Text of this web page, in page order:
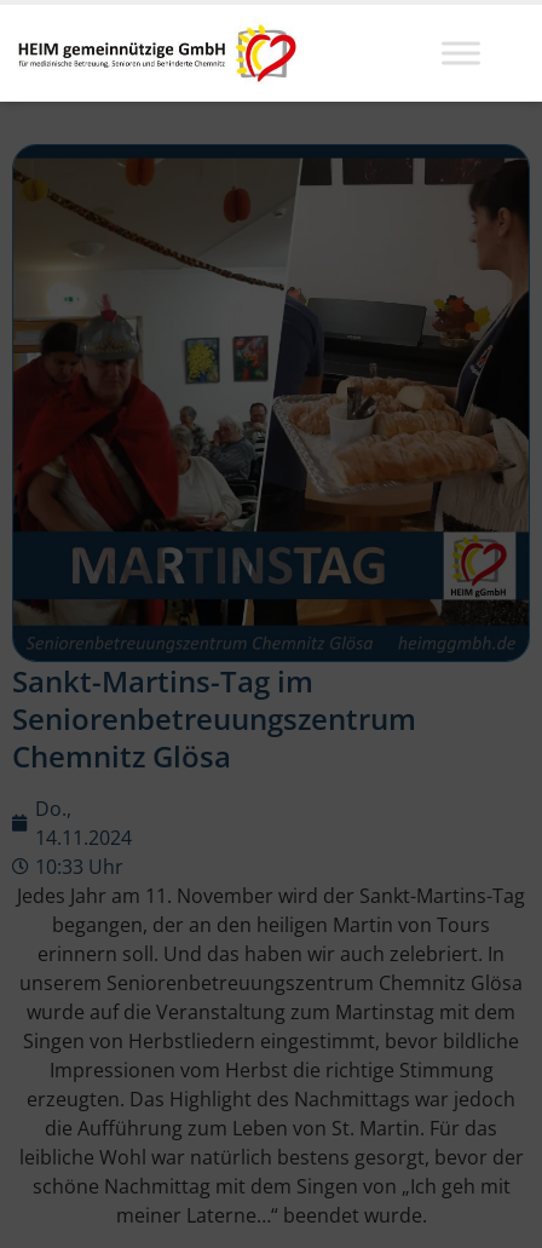
Sankt-Martins-Tag im
Seniorenbetreuungszentrum
Chemnitz Glösa
Do.,
14.11.2024
10:33 Uhr
Jedes Jahr am 11. November wird der Sankt-Martins-Tag
begangen, der an den heiligen Martin von Tours
erinnern soll. Und das haben wir auch zelebriert. In
unserem Seniorenbetreuungszentrum Chemnitz Glösa
wurde auf die Veranstaltung zum Martinstag mit dem
Singen von Herbstliedern eingestimmt, bevor bildliche
Impressionen vom Herbst die richtige Stimmung
erzeugten. Das Highlight des Nachmittags war jedoch
die Aufführung zum Leben von St. Martin. Für das
leibliche Wohl war natürlich bestens gesorgt, bevor der
schöne Nachmittag mit dem Singen von „Ich geh mit
meiner Laterne…“ beendet wurde.